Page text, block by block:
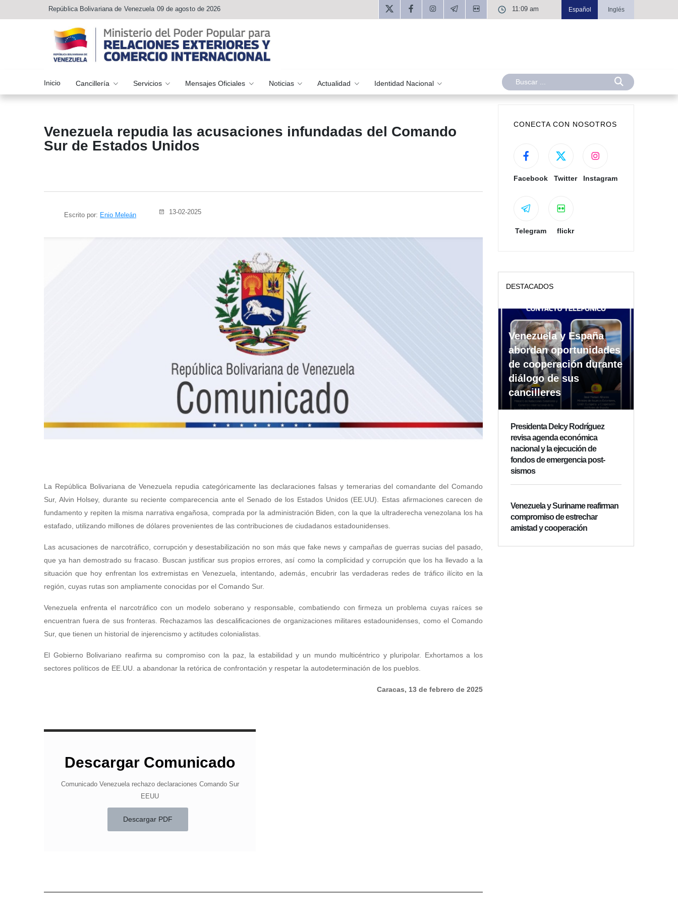
República Bolivariana de Venezuela 09 de agosto de 2026 11:09 am Español Inglés
Inicio Cancillería Servicios Mensajes Oficiales Noticias Actualidad Identidad Nacional
Venezuela repudia las acusaciones infundadas del Comando
Sur de Estados Unidos
Escrito por: Enio Meleán 13-02-2025
La República Bolivariana de Venezuela repudia categóricamente las declaraciones falsas y temerarias del comandante del Comando
Sur, Alvin Holsey, durante su reciente comparecencia ante el Senado de los Estados Unidos (EE.UU). Estas afirmaciones carecen de
fundamento y repiten la misma narrativa engañosa, comprada por la administración Biden, con la que la ultraderecha venezolana los ha
estafado, utilizando millones de dólares provenientes de las contribuciones de ciudadanos estadounidenses.
Las acusaciones de narcotráfico, corrupción y desestabilización no son más que fake news y campañas de guerras sucias del pasado,
que ya han demostrado su fracaso. Buscan justificar sus propios errores, así como la complicidad y corrupción que los ha llevado a la
situación que hoy enfrentan los extremistas en Venezuela, intentando, además, encubrir las verdaderas redes de tráfico ilícito en la
región, cuyas rutas son ampliamente conocidas por el Comando Sur.
Venezuela enfrenta el narcotráfico con un modelo soberano y responsable, combatiendo con firmeza un problema cuyas raíces se
encuentran fuera de sus fronteras. Rechazamos las descalificaciones de organizaciones militares estadounidenses, como el Comando
Sur, que tienen un historial de injerencismo y actitudes colonialistas.
El Gobierno Bolivariano reafirma su compromiso con la paz, la estabilidad y un mundo multicéntrico y pluripolar. Exhortamos a los
sectores políticos de EE.UU. a abandonar la retórica de confrontación y respetar la autodeterminación de los pueblos.
Caracas, 13 de febrero de 2025
Descargar Comunicado
Comunicado Venezuela rechazo declaraciones Comando Sur
EEUU
Descargar PDF
CONECTA CON NOSOTROS
Facebook Twitter Instagram
Telegram flickr
DESTACADOS
Venezuela y España
abordan oportunidades
de cooperación durante
diálogo de sus
cancilleres
Presidenta Delcy Rodríguez
revisa agenda económica
nacional y la ejecución de
fondos de emergencia post-
sismos
Venezuela y Suriname reafirman
compromiso de estrechar
amistad y cooperación